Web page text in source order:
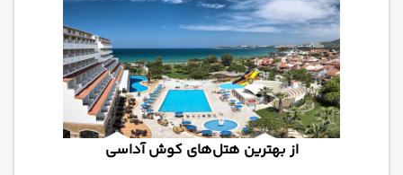
از بهترین هتل‌های کوش آداسی